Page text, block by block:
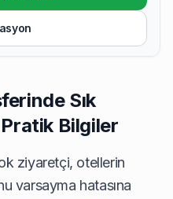
Sık
Bilgiler
ziyaretçi, otellerin
varsayma hatasına